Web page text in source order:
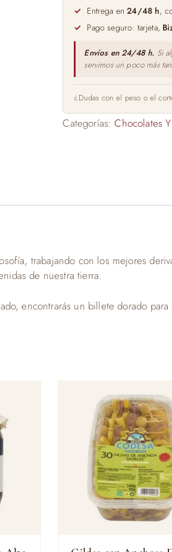
Cabo
Apisierra
115gr
cantidad
Entrega en24/48 h,
Pago seguro: tarjeta,
Envíos en 24/48 h. Si
servimos un poco más
¿Dudas con el peso o el
Categorías:Chocolates
trabajando con los mejores
de nuestra tierra.
encontrarás un billete dorado